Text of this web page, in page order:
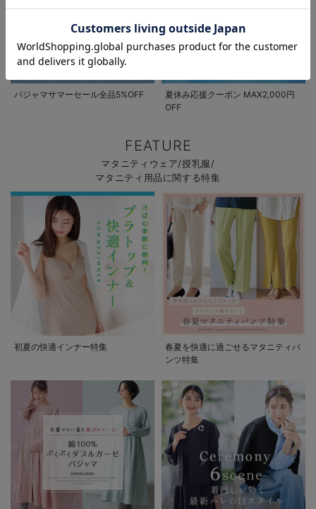
お気に入り商品を確認する
パジャマサマーセール全品5%OFF
夏休み応援クーポン MAX2,000円
OFF
FEATURE
マタニティウェア/授乳服/
マタニティ用品に関する特集
初夏の快適インナー特集
春夏を快適に過ごせるマタニティパ
ンツ特集